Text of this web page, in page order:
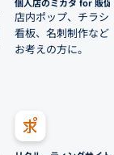
個人店のミカタ for 販促
店内ポップ、チラシ
看板、名刺制作など
お考えの方に。